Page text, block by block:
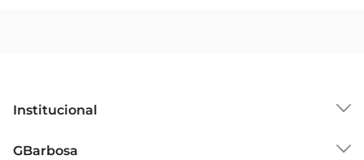
explorar novas combinações gastronômicas.
Para aproveitar ao máximo as qualidades do
Institucional
GBarbosa